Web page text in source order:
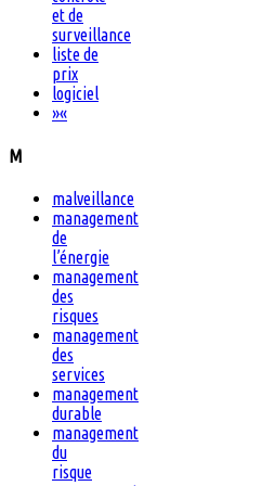
et de
surveillance
liste de
prix
logiciel
»«
M
malveillance
management
de
l’énergie
management
des
risques
management
des
services
management
durable
management
du
risque